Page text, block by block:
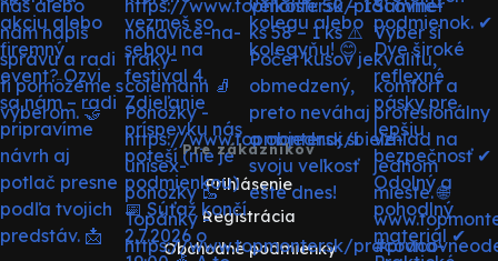
Pre zákazníkov
Prihlásenie
Registrácia
Obchodné podmienky